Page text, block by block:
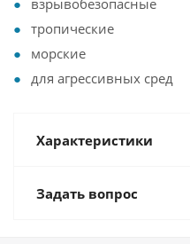
взрывобезопасные
тропические
морские
для агрессивных сред
Характеристики
Задать вопрос